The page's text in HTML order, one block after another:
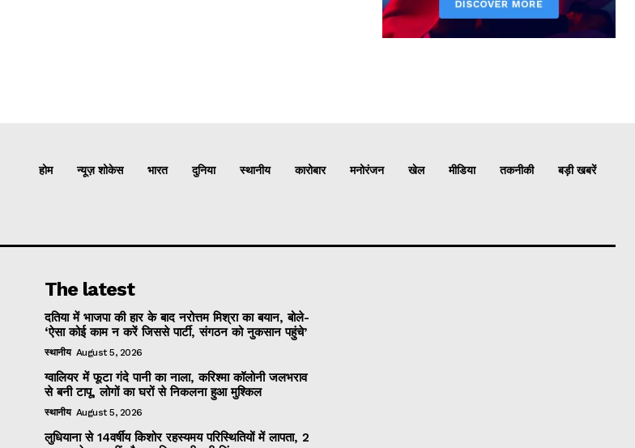
होम न्यूज़ शोकेस भारत दुनिया स्थानीय कारोबार मनोरंजन खेल मीडिया तकनीकी बड़ी खबरें
The latest
दतिया में भाजपा की हार के बाद नरोत्तम मिश्रा का बयान, बोले-
‘ऐसा कोई काम न करें जिससे पार्टी, संगठन को नुकसान पहुंचे’
स्थानीय August 5, 2026
ग्वालियर में फूटा गंदे पानी का नाला, करिश्मा कॉलोनी जलभराव
से बनी टापू, लोगों का घरों से निकलना हुआ मुश्किल
स्थानीय August 5, 2026
लुधियाना से 14वर्षीय किशोर रहस्यमय परिस्थितियों में लापता, 2